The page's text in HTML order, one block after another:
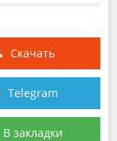
Скачать
Telegram
В закладки